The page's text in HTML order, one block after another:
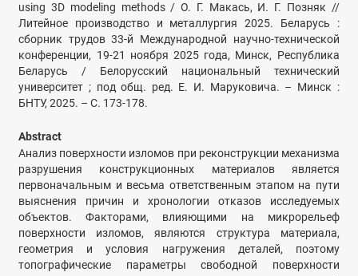
using 3D modeling methods / О. Г. Макась, И. Г. Позняк //
Литейное производство и металлургия 2025. Беларусь :
сборник трудов 33-й Международной научно-технической
конференции, 19-21 ноября 2025 года, Минск, Республика
Беларусь / Белорусский национальный технический
университет ; под общ. ред. Е. И. Маруковича. – Минск :
БНТУ, 2025. – С. 173-178.
Abstract
Анализ поверхности изломов при реконструкции механизма
разрушения конструкционных материалов является
первоначальным и весьма ответственным этапом на пути
выяснения причин и хронологии отказов исследуемых
объектов. Факторами, влияющими на микрорельеф
поверхности изломов, являются структура материала,
геометрия и условия нагружения деталей, поэтому
топографические параметры свободной поверхности